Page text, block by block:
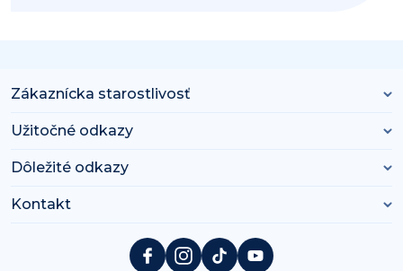
Zákaznícka starostlivosť
Užitočné odkazy
Dôležité odkazy
Kontakt